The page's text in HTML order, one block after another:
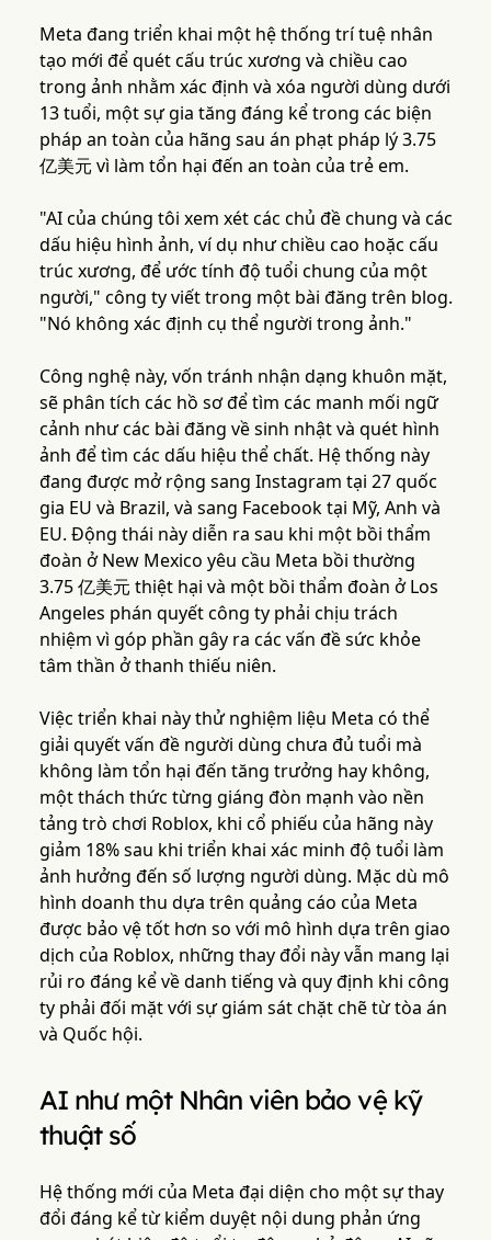
Meta đang triển khai một hệ thống trí tuệ nhân
tạo mới để quét cấu trúc xương và chiều cao
trong ảnh nhằm xác định và xóa người dùng dưới
13 tuổi, một sự gia tăng đáng kể trong các biện
pháp an toàn của hãng sau án phạt pháp lý 3.75
亿美元 vì làm tổn hại đến an toàn của trẻ em.
"AI của chúng tôi xem xét các chủ đề chung và các
dấu hiệu hình ảnh, ví dụ như chiều cao hoặc cấu
trúc xương, để ước tính độ tuổi chung của một
người," công ty viết trong một bài đăng trên blog.
"Nó không xác định cụ thể người trong ảnh."
Công nghệ này, vốn tránh nhận dạng khuôn mặt,
sẽ phân tích các hồ sơ để tìm các manh mối ngữ
cảnh như các bài đăng về sinh nhật và quét hình
ảnh để tìm các dấu hiệu thể chất. Hệ thống này
đang được mở rộng sang Instagram tại 27 quốc
gia EU và Brazil, và sang Facebook tại Mỹ, Anh và
EU. Động thái này diễn ra sau khi một bồi thẩm
đoàn ở New Mexico yêu cầu Meta bồi thường
3.75 亿美元 thiệt hại và một bồi thẩm đoàn ở Los
Angeles phán quyết công ty phải chịu trách
nhiệm vì góp phần gây ra các vấn đề sức khỏe
tâm thần ở thanh thiếu niên.
Việc triển khai này thử nghiệm liệu Meta có thể
giải quyết vấn đề người dùng chưa đủ tuổi mà
không làm tổn hại đến tăng trưởng hay không,
một thách thức từng giáng đòn mạnh vào nền
tảng trò chơi Roblox, khi cổ phiếu của hãng này
giảm 18% sau khi triển khai xác minh độ tuổi làm
ảnh hưởng đến số lượng người dùng. Mặc dù mô
hình doanh thu dựa trên quảng cáo của Meta
được bảo vệ tốt hơn so với mô hình dựa trên giao
dịch của Roblox, những thay đổi này vẫn mang lại
rủi ro đáng kể về danh tiếng và quy định khi công
ty phải đối mặt với sự giám sát chặt chẽ từ tòa án
và Quốc hội.
AI như một Nhân viên bảo vệ kỹ
thuật số
Hệ thống mới của Meta đại diện cho một sự thay
đổi đáng kể từ kiểm duyệt nội dung phản ứng